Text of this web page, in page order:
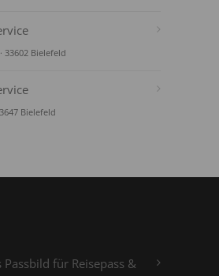
33602 Bielefeld
Bielefeld
für Reisepass &